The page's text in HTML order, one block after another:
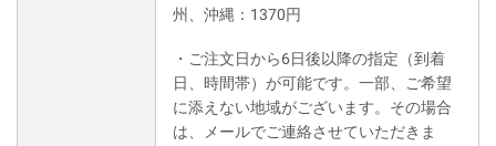
州、沖縄：1370円
・ご注文日から6日後以降の指定（到着
日、時間帯）が可能です。一部、ご希望
に添えない地域がございます。その場合
は、メールでご連絡させていただきま